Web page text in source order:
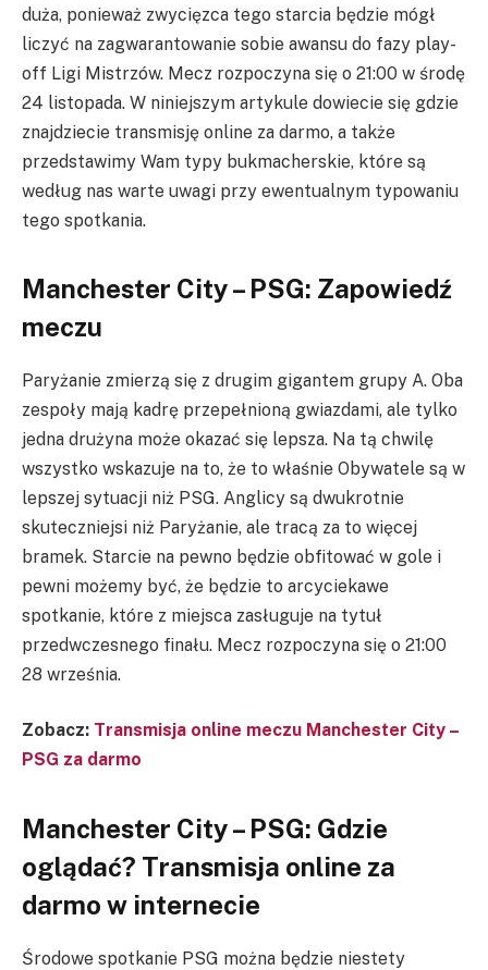
duża, ponieważ zwycięzca tego starcia będzie mógł
liczyć na zagwarantowanie sobie awansu do fazy play-
off Ligi Mistrzów. Mecz rozpoczyna się o 21:00 w środę
24 listopada. W niniejszym artykule dowiecie się gdzie
znajdziecie transmisję online za darmo, a także
przedstawimy Wam typy bukmacherskie, które są
według nas warte uwagi przy ewentualnym typowaniu
tego spotkania.
Manchester City – PSG: Zapowiedź
meczu
Paryżanie zmierzą się z drugim gigantem grupy A. Oba
zespoły mają kadrę przepełnioną gwiazdami, ale tylko
jedna drużyna może okazać się lepsza. Na tą chwilę
wszystko wskazuje na to, że to właśnie Obywatele są w
lepszej sytuacji niż PSG. Anglicy są dwukrotnie
skuteczniejsi niż Paryżanie, ale tracą za to więcej
bramek. Starcie na pewno będzie obfitować w gole i
pewni możemy być, że będzie to arcyciekawe
spotkanie, które z miejsca zasługuje na tytuł
przedwczesnego finału. Mecz rozpoczyna się o 21:00
28 września.
Zobacz: Transmisja online meczu Manchester City –
PSG za darmo
Manchester City – PSG: Gdzie
oglądać? Transmisja online za
darmo w internecie
Środowe spotkanie PSG można będzie niestety